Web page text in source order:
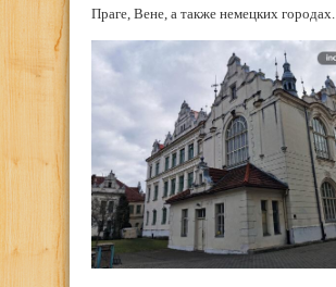
Праге, Вене, а также немецких городах.